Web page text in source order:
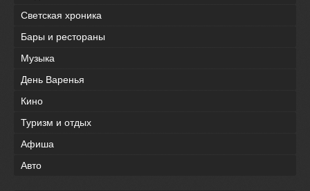
Светская хроника
Бары и рестораны
Музыка
День Варенья
Кино
Туризм и отдых
Афиша
Авто